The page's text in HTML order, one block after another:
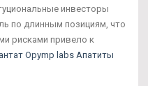
инвесторы
по длинным позициям, что
рисками привело к
Opymp labs Апатиты